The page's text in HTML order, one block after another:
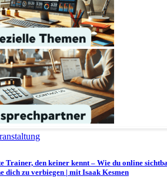
Trainer, den keiner kennt – Wie du online
dich zu verbiegen | mit Isaak Kesmen